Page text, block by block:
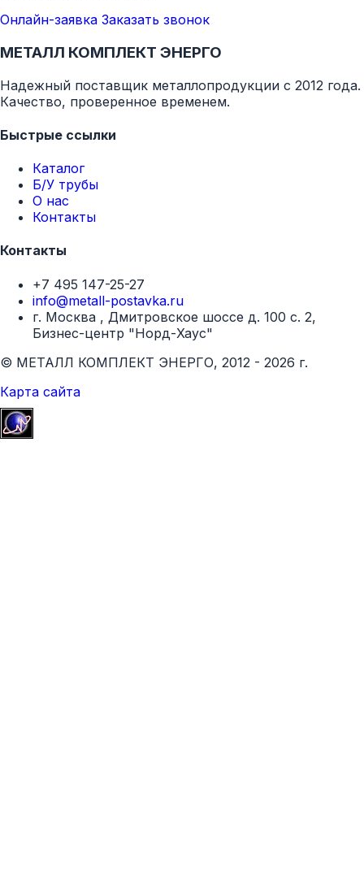
Онлайн-заявка Заказать звонок
МЕТАЛЛ КОМПЛЕКТ ЭНЕРГО
Надежный поставщик металлопродукции с 2012 года.
Качество, проверенное временем.
Быстрые ссылки
Каталог
Б/У трубы
О нас
Контакты
Контакты
+7 495 147-25-27
info@metall-postavka.ru
г. Москва , Дмитровское шоссе д. 100 с. 2,
Бизнес-центр "Норд-Хаус"
© МЕТАЛЛ КОМПЛЕКТ ЭНЕРГО, 2012 - 2026 г.
Карта сайта